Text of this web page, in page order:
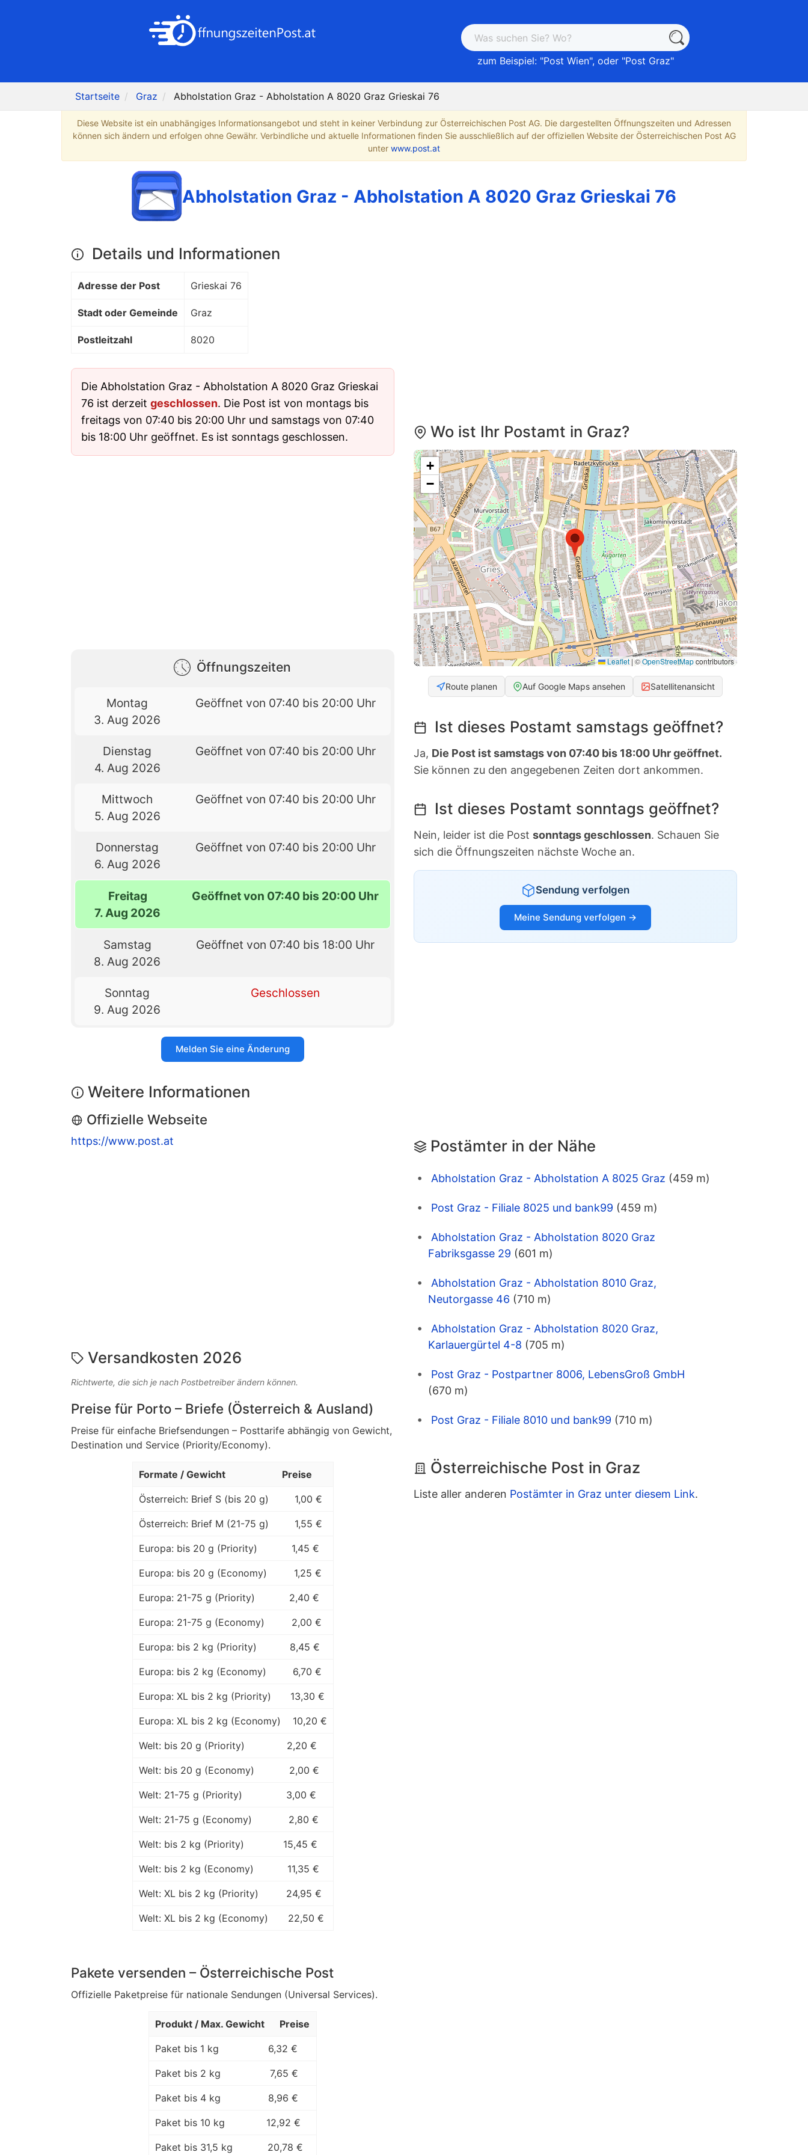
zum Beispiel: "Post Wien", oder "Post Graz"
Startseite Graz Abholstation Graz - Abholstation A 8020 Graz Grieskai 76
Diese Website ist ein unabhängiges Informationsangebot und steht in keiner Verbindung zur Österreichischen Post AG. Die dargestellten Öffnungszeiten und Adressen
können sich ändern und erfolgen ohne Gewähr. Verbindliche und aktuelle Informationen finden Sie ausschließlich auf der offiziellen Website der Österreichischen Post AG
unter www.post.at
Abholstation Graz - Abholstation A 8020 Graz Grieskai 76
Details und Informationen
Adresse der Post Grieskai 76
Stadt oder Gemeinde Graz
Postleitzahl 8020
Die Abholstation Graz - Abholstation A 8020 Graz Grieskai
76 ist derzeit geschlossen. Die Post ist von montags bis
freitags von 07:40 bis 20:00 Uhr und samstags von 07:40
bis 18:00 Uhr geöffnet. Es ist sonntags geschlossen.
Öffnungszeiten
Montag
3. Aug 2026
Geöffnet von 07:40 bis 20:00 Uhr
Dienstag
4. Aug 2026
Geöffnet von 07:40 bis 20:00 Uhr
Mittwoch
5. Aug 2026
Geöffnet von 07:40 bis 20:00 Uhr
Donnerstag
6. Aug 2026
Geöffnet von 07:40 bis 20:00 Uhr
Freitag
7. Aug 2026
Geöffnet von 07:40 bis 20:00 Uhr
Samstag
8. Aug 2026
Geöffnet von 07:40 bis 18:00 Uhr
Sonntag
9. Aug 2026
Geschlossen
Melden Sie eine Änderung
Weitere Informationen
Offizielle Webseite
https://www.post.at
Versandkosten 2026
Richtwerte, die sich je nach Postbetreiber ändern können.
Preise für Porto – Briefe (Österreich & Ausland)
Preise für einfache Briefsendungen – Posttarife abhängig von Gewicht,
Destination und Service (Priority/Economy).
Formate / Gewicht Preise
Österreich: Brief S (bis 20 g) 1,00 €
Österreich: Brief M (21-75 g) 1,55 €
Europa: bis 20 g (Priority) 1,45 €
Europa: bis 20 g (Economy) 1,25 €
Europa: 21-75 g (Priority) 2,40 €
Europa: 21-75 g (Economy) 2,00 €
Europa: bis 2 kg (Priority) 8,45 €
Europa: bis 2 kg (Economy) 6,70 €
Europa: XL bis 2 kg (Priority) 13,30 €
Europa: XL bis 2 kg (Economy) 10,20 €
Welt: bis 20 g (Priority) 2,20 €
Welt: bis 20 g (Economy) 2,00 €
Welt: 21-75 g (Priority) 3,00 €
Welt: 21-75 g (Economy) 2,80 €
Welt: bis 2 kg (Priority) 15,45 €
Welt: bis 2 kg (Economy) 11,35 €
Welt: XL bis 2 kg (Priority) 24,95 €
Welt: XL bis 2 kg (Economy) 22,50 €
Pakete versenden – Österreichische Post
Offizielle Paketpreise für nationale Sendungen (Universal Services).
Produkt / Max. Gewicht Preise
Paket bis 1 kg 6,32 €
Paket bis 2 kg 7,65 €
Paket bis 4 kg 8,96 €
Paket bis 10 kg 12,92 €
Paket bis 31,5 kg 20,78 €
Wo ist Ihr Postamt in Graz?
+
−
Leaflet | ©OpenStreetMapcontributors
Route planen Auf Google Maps ansehen Satellitenansicht
Ist dieses Postamt samstags geöffnet?
Ja, Die Post ist samstags von 07:40 bis 18:00 Uhr geöffnet.
Sie können zu den angegebenen Zeiten dort ankommen.
Ist dieses Postamt sonntags geöffnet?
Nein, leider ist die Post sonntags geschlossen. Schauen Sie
sich die Öffnungszeiten nächste Woche an.
Sendung verfolgen
Meine Sendung verfolgen →
Postämter in der Nähe
Abholstation Graz - Abholstation A 8025 Graz (459 m)
Post Graz - Filiale 8025 und bank99 (459 m)
Abholstation Graz - Abholstation 8020 Graz
Fabriksgasse 29 (601 m)
Abholstation Graz - Abholstation 8010 Graz,
Neutorgasse 46 (710 m)
Abholstation Graz - Abholstation 8020 Graz,
Karlauergürtel 4-8 (705 m)
Post Graz - Postpartner 8006, LebensGroß GmbH
(670 m)
Post Graz - Filiale 8010 und bank99 (710 m)
Österreichische Post in Graz
Liste aller anderen Postämter in Graz unter diesem Link.